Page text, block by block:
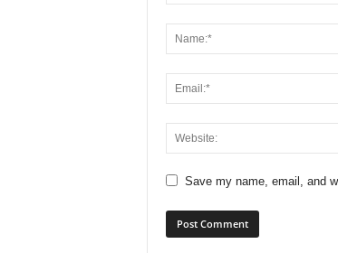
Save my name, email, and